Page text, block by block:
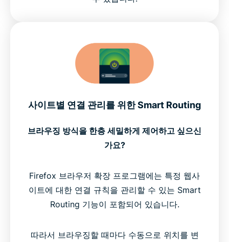
사이트별 연결 관리를 위한 Smart Routing
브라우징 방식을 한층 세밀하게 제어하고 싶으신
가요?
Firefox 브라우저 확장 프로그램에는 특정 웹사
이트에 대한 연결 규칙을 관리할 수 있는 Smart
Routing 기능이 포함되어 있습니다.
따라서 브라우징할 때마다 수동으로 위치를 변